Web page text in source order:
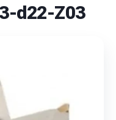
d22-Z03